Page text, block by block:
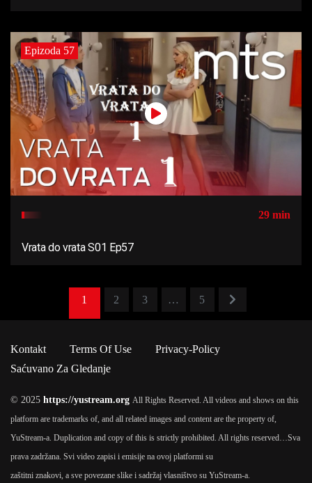
Epizoda 57
29 min
Vrata do vrata S01 Ep57
1 2 3 … 5
Kontakt Terms Of Use
Privacy-Policy
Saćuvano Za Gledanje
© 2025 https://yustream.org All Rights Reserved. All videos and shows on this
platform are trademarks of, and all related images and content are the property of,
YuStream-a. Duplication and copy of this is strictly prohibited. All rights reserved… Sva
prava zadržana. Svi video zapisi i emisije na ovoj platformi su
zaštitni znakovi, a sve povezane slike i sadržaj vlasništvo su YuStream-a.